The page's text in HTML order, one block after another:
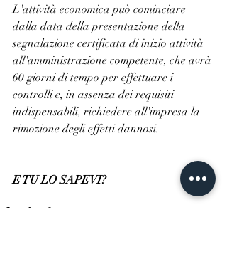
L'attività economica può cominciare
dalla data della presentazione della
segnalazione certificata di inizio attività
all'amministrazione competente, che avrà
60 giorni di tempo per effettuare i
controlli e, in assenza dei requisiti
indispensabili, richiedere all'impresa la
rimozione degli effetti dannosi.
E TU LO SAPEVI?